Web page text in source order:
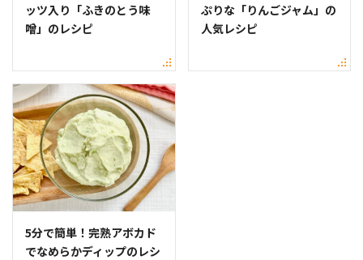
ッツ入り「ふきのとう味
噌」のレシピ
ぷりな「りんごジャム」の
人気レシピ
5分で簡単！完熟アボカド
でなめらかディップのレシ